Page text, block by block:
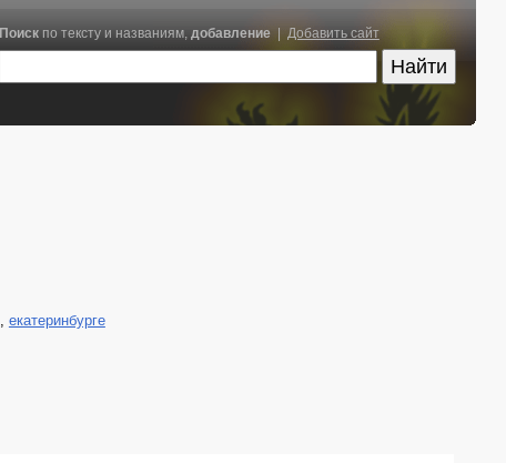
Поискпо тексту и названиям, добавление| Добавить сайт
, екатеринбурге